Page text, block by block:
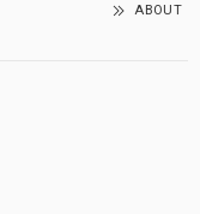
ABOUT